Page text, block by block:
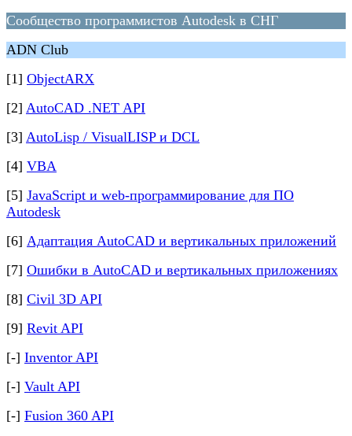
Сообщество программистов Autodesk в СНГ
ADN Club
[1] ObjectARX
[2] AutoCAD .NET API
[3] AutoLisp / VisualLISP и DCL
[4] VBA
[5] JavaScript и web-программирование для ПО
Autodesk
[6] Адаптация AutoCAD и вертикальных приложений
[7] Ошибки в AutoCAD и вертикальных приложениях
[8] Civil 3D API
[9] Revit API
[-] Inventor API
[-] Vault API
[-] Fusion 360 API